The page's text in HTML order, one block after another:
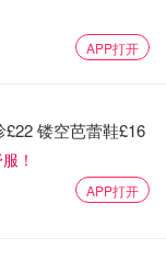
APP打开
镂空芭蕾鞋£16
！
APP打开